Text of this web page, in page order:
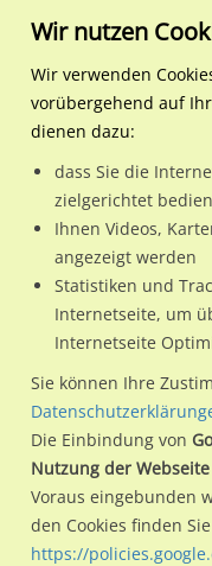
Regionale
Dieselstr.
86154 /
Nutze günstige
Hofer Str. RS in
Wir erheben für jede
aktuelle
kannst du dich schon
Standort, seine
eventuelle
Werbeinhalten
Wir nutzen
Wir verwenden
vorübergehend auf
dienen dazu:
dass Sie die
zielgerichtet
Ihnen Videos,
angezeigt werden
Statistiken und
Internetseite, um
Internetseite
Sie können Ihre
Die Einbindung von
Nutzung der
Voraus eingebunden
den Cookies finden
https://